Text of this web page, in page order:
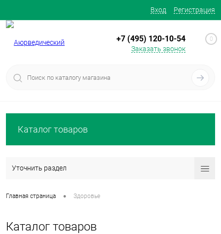
Вход Регистрация
+7 (495) 120-10-54
Заказать звонок
0
Каталог товаров
Уточнить раздел
Главная страница • Здоровье
Каталог товаров